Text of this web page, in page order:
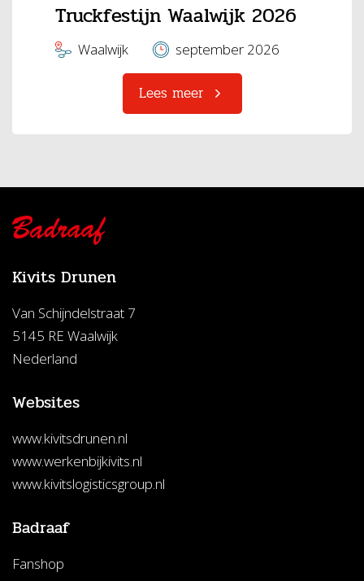
Truckfestijn Waalwijk 2026
Waalwijk september 2026
Lees meer
Kivits Drunen
Van Schijndelstraat 7
5145 RE Waalwijk
Nederland
Websites
www.kivitsdrunen.nl
www.werkenbijkivits.nl
www.kivitslogisticsgroup.nl
Badraaf
Fanshop